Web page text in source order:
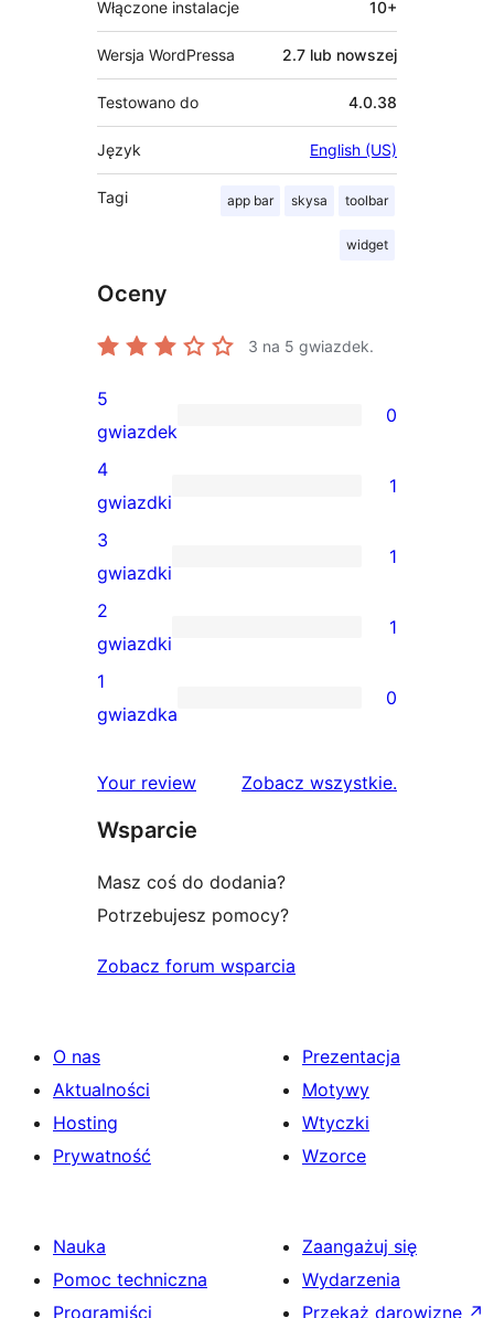
Włączone instalacje 10+
Wersja WordPressa 2.7 lub nowszej
Testowano do 4.0.38
Język English (US)
Tagi app bar skysa toolbar
widget
Oceny
3 na 5 gwiazdek.
0
recenzji
5-
gwiazdkowych
5
gwiazdek
0
1
recenzja
4-
gwiazdkowa
4
gwiazdki
1
1
recenzja
3-
gwiazdkowa
3
gwiazdki
1
1
recenzja
2-
2
gwiazdki
1
0
1-
1
gwiazdka
0
Your review Zobacz wszystkierecenzje
.
Wsparcie
Masz coś do dodania?
Potrzebujesz pomocy?
Zobacz forum wsparcia
O nas
Aktualności
Hosting
Prywatność
Prezentacja
Motywy
Wtyczki
Wzorce
Nauka
Pomoc techniczna
Programiści
Zaangażuj się
Wydarzenia
Przekaż darowiznę ↗